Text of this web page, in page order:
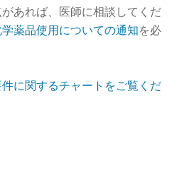
あれば、医師に相談してくだ
薬品使用についての通知を必
に関するチャートをご覧くだ